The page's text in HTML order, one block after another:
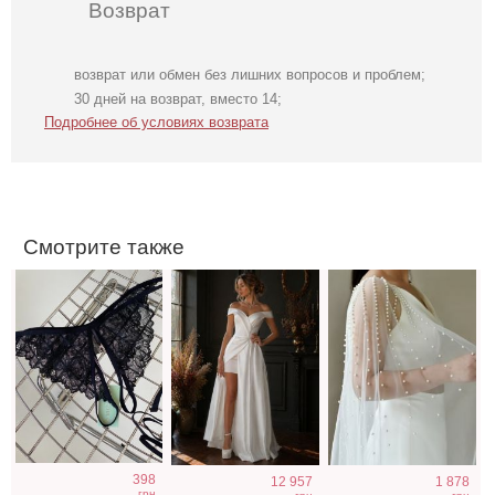
Возврат
возврат или обмен без лишних вопросов и проблем;
30 дней на возврат, вместо 14;
Подробнее об условиях возврата
Смотрите также
Красивые
кружевные
трусики черного
398
Свадебное
длинное
атласное
12 957 1 878
Слитный
Кружевные
трусики с
Нарядное
атласное платье